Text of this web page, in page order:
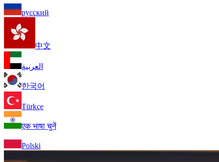
русский
中文
العربية
한국어
Türkçe
एक भाषा चुनें
Polski